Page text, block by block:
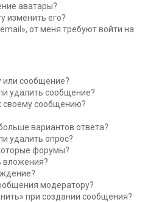
аватары?
изменить его?
от меня требуют войти на
или сообщение?
удалить сообщение?
своему сообщению?
вариантов ответа?
удалить опрос?
форумы?
вложения?
модератору?
при создании сообщения?